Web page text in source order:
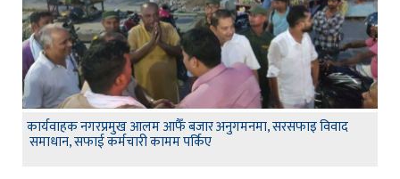
कार्यवाहक नगरप्रमुख आलम आफैँ बजार अनुगमनमा, सरसफाइ विवाद
समाधान, सफाई कर्मचारी कामम पर्किए